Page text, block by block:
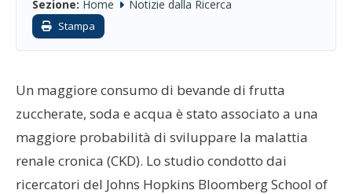
Sezione: Home Notizie dalla Ricerca
Stampa
Un maggiore consumo di bevande di frutta
zuccherate, soda e acqua è stato associato a una
maggiore probabilità di sviluppare la malattia
renale cronica (CKD). Lo studio condotto dai
ricercatori del Johns Hopkins Bloomberg School of